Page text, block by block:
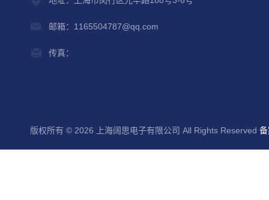
邮箱：1165504787@qq.com
传真：
版权所有 © 2026 上海阔思电子有限公司 All Rights Reserved